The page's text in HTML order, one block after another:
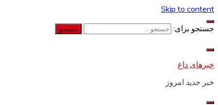
Skip to content
جستجو برای:
خبرهای داغ
خبر جدید امروز